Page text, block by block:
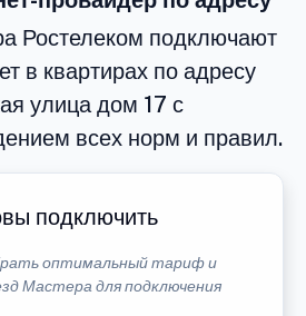
Ростелеком подключают
в квартирах по адресу
улица дом 17 с
всех норм и правил.
подключить
оптимальный тариф и
Мастера для подключения